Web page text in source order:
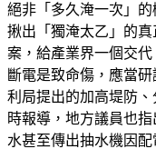
絕非「多久淹一次」
揪出「獨淹太乙」的
案，給產業界一個交
斷電是致命傷，應當
利局提出的加高堤防
時報導，地方議員也
水甚至傳出抽水機因